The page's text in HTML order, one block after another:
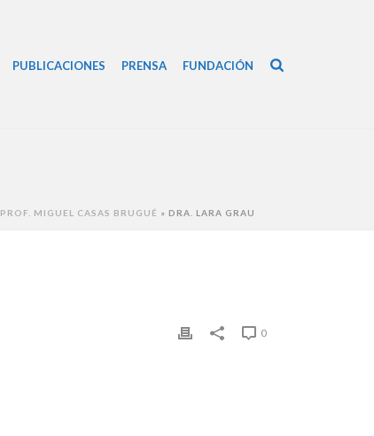
PUBLICACIONES PRENSA FUNDACIÓN
PROF. MIGUEL CASAS BRUGUÉ » DRA. LARA GRAU
0